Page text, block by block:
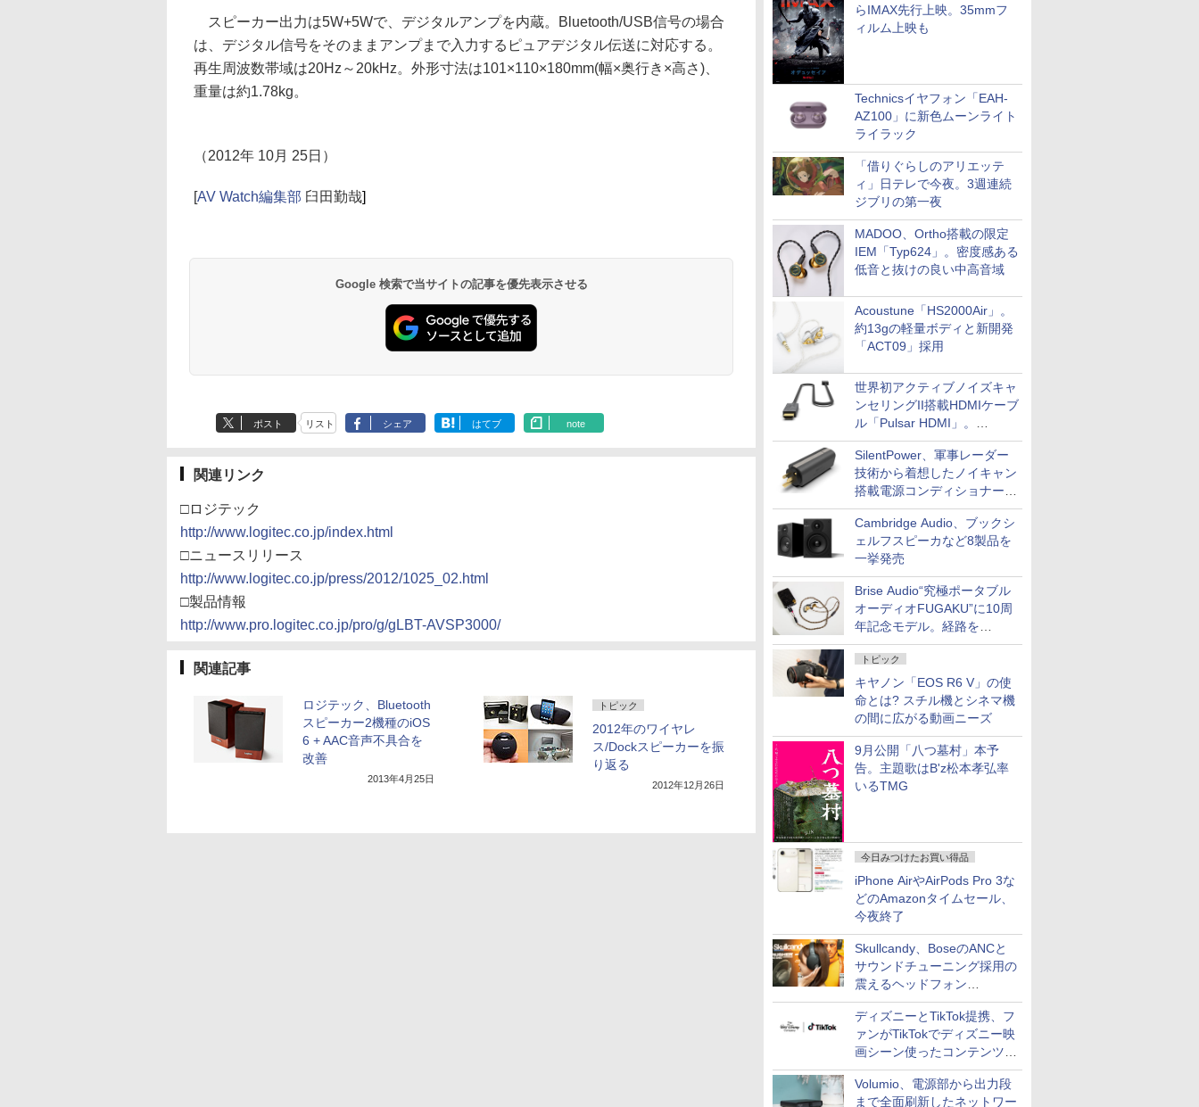
らIMAX先行上映。35mmフ
ィルム上映も
Technicsイヤフォン「EAH-
AZ100」に新色ムーンライト
ライラック
「借りぐらしのアリエッテ
ィ」日テレで今夜。3週連続
ジブリの第一夜
MADOO、Ortho搭載の限定
IEM「Typ624」。密度感ある
低音と抜けの良い中高音域
Acoustune「HS2000Air」。
約13gの軽量ボディと新開発
「ACT09」採用
世界初アクティブノイズキャ
ンセリングII搭載HDMIケーブ
ル「Pulsar HDMI」。
SilentPowerから
SilentPower、軍事レーダー
技術から着想したノイキャン
搭載電源コンディショナー
「AC iPurifier2」
Cambridge Audio、ブックシ
ェルフスピーカなど8製品を
一挙発売
Brise Audio“究極ポータブル
オーディオFUGAKU”に10周
年記念モデル。経路を
NISHIKIで統一。400万円
トピック
キヤノン「EOS R6 V」の使
命とは? スチル機とシネマ機
の間に広がる動画ニーズ
9月公開「八つ墓村」本予
告。主題歌はB'z松本孝弘率
いるTMG
今日みつけたお買い得品
iPhone AirやAirPods Pro 3な
どのAmazonタイムセール、
今夜終了
Skullcandy、BoseのANCと
サウンドチューニング採用の
震えるヘッドフォン
「Crusher 1080 ANC」
ディズニーとTikTok提携、フ
ァンがTikTokでディズニー映
画シーン使ったコンテンツ制
作、Disney+にも配信
Volumio、電源部から出力段
まで全面刷新したネットワー
スピーカー出力は5W+5Wで、デジタルアンプを内蔵。Bluetooth/USB信号の場合
は、デジタル信号をそのままアンプまで入力するピュアデジタル伝送に対応する。
再生周波数帯域は20Hz～20kHz。外形寸法は101×110×180mm(幅×奥行き×高さ)、
重量は約1.78kg。
（2012年 10月 25日）
[AV Watch編集部 臼田勤哉]
Google 検索で当サイトの記事を優先表示させる
ポスト リスト シェア はてブ note
関連リンク
□ロジテック
http://www.logitec.co.jp/index.html
□ニュースリリース
http://www.logitec.co.jp/press/2012/1025_02.html
□製品情報
http://www.pro.logitec.co.jp/pro/g/gLBT-AVSP3000/
関連記事
ロジテック、Bluetooth
スピーカー2機種のiOS
6 + AAC音声不具合を
改善
2013年4月25日
トピック
2012年のワイヤレ
ス/Dockスピーカーを振
り返る
2012年12月26日